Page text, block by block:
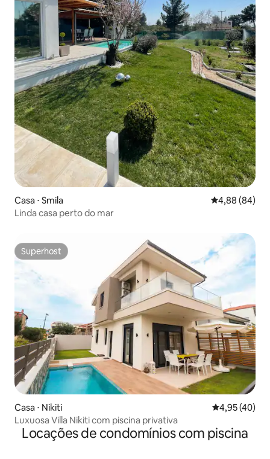
Casa ⋅ Smila 4,88 de uma
4,88 (84)
Linda casa perto do mar
Superhost
Superhost
Casa ⋅ Nikiti 4,95 de uma
4,95 (40)
Luxuosa Villa Nikiti com piscina privativa
Locações de condomínios com piscina